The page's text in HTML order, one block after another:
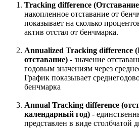
Tracking difference
накопленное отставание от
показывает на сколько
актив отстал от бенчмарка.
Annualized Tracking difference
отставание) - значение
годовым значениям через
График показывает
бенчмарка
Annual Tracking difference
календарный год) -
представлен в виде столбчатой